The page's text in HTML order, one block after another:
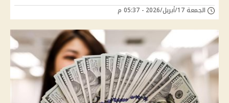
الجمعة 17/أبريل/2026 - 05:37 م